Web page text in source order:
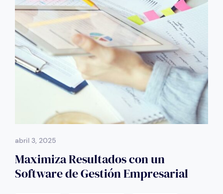
abril 3, 2025
Maximiza Resultados con un
Software de Gestión Empresarial